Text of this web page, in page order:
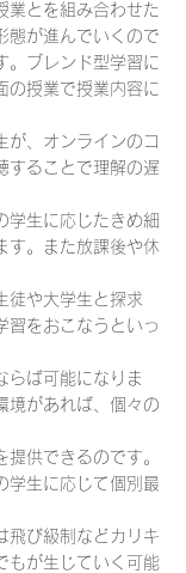
業とを組み合わせた
態が進んでいくので
。ブレンド型学習に
の授業で授業内容に
が、オンラインのコ
することで理解の遅
学生に応じたきめ細
す。また放課後や休
徒や大学生と探求
習をおこなうといっ
らば可能になりま
境があれば、個々の
供できるのです。
学生に応じて個別最
飛び級制などカリキ
もが生じていく可能